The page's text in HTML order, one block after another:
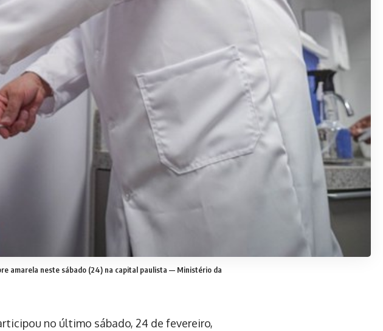
amarela neste sábado (24) na capital paulista — Ministério da
no último sábado, 24 de fevereiro,